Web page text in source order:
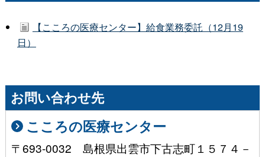
【こころの医療センター】給食業務委託（12月19
日）
お問い合わせ先
こころの医療センター
〒693-0032 島根県出雲市下古志町１５７４－